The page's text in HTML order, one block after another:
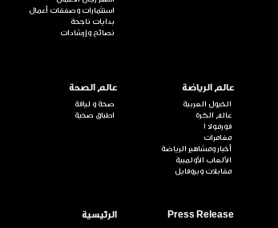
استثمارات وصفقات أعمال
بدايات ناجحة
نصائح وإرشادات
عالم الرياضة
الخيول العربية
عالم الكرة
فورمولا 1
مغامرات
أخبار ومشاهير الرياضة
الألعاب الأولمبية
مقابلات وبروفايل
عالم الصحة
صحة و لياقة
اطباق صحية
Press Release الرئيسية